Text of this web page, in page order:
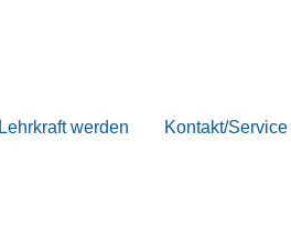
Lehrkraft werden Kontakt/Service